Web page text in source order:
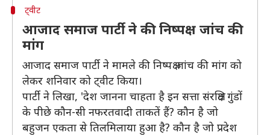
ट्वीट
आजाद समाज पार्टी ने की निष्पक्ष जांच की
मांग
आजाद समाज पार्टी ने मामले की निष्पक्ष जांच की मांग को
लेकर शनिवार को ट्वीट किया।
पार्टी ने लिखा, 'देश जानना चाहता है इन सत्ता संरक्षित गुंडों
के पीछे कौन-सी नफरतवादी ताकतें हैं? कौन है जो
बहुजन एकता से तिलमिलाया हुआ है? कौन है जो प्रदेश